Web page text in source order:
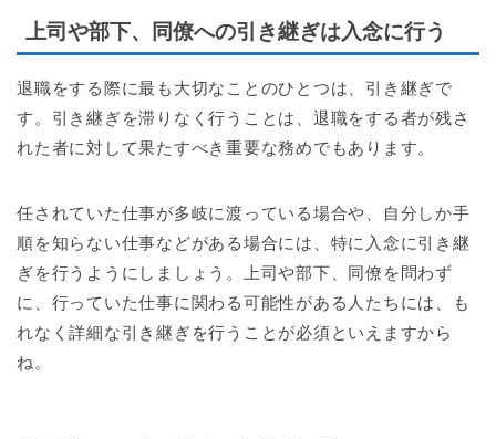
上司や部下、同僚への引き継ぎは入念に行う
退職をする際に最も大切なことのひとつは、引き継ぎで
す。引き継ぎを滞りなく行うことは、退職をする者が残さ
れた者に対して果たすべき重要な務めでもあります。
任されていた仕事が多岐に渡っている場合や、自分しか手
順を知らない仕事などがある場合には、特に入念に引き継
ぎを行うようにしましょう。上司や部下、同僚を問わず
に、行っていた仕事に関わる可能性がある人たちには、も
れなく詳細な引き継ぎを行うことが必須といえますから
ね。